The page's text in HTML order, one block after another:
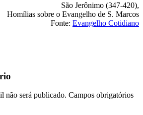
São Jerônimo (347-420),
Homílias sobre o Evangelho de S. Marcos
Fonte: Evangelho Cotidiano
não será publicado. Campos obrigatórios